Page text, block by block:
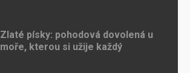
Zlaté písky: pohodová dovolená u
moře, kterou si užije každý